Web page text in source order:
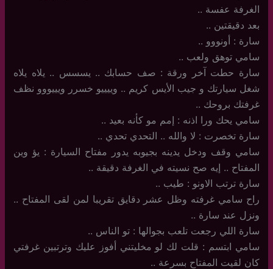
الغرفة عفسة ..
بعد دقيقتين ..
سارة : أونووو ..
سامي توهق ولعب ..
سارة حطت آخر ورقة : صف حسابك .. يسسس .. يلاه يلاه
شغل سيارتك و جيب الأيس كريم .. وييييو خسرر ويييووو نظف
غرفتك بروحك ..
سامي يحك ورا اذنه : إمم مو كأنه بعيد ..
سارة تخصرت : لا والله .. التحدي تحدي ..
سامي وقف ودخل يدينه بجيوبه يدور مفتاح السيارة : يؤ وين
المفتاح .. إيه صح نسيته في الغرفة دقيقة ..
سارة ترتب الاونو : طيب ..
راح سامي غرفته وظل عشر دقايق تقريبا لمن لقى المفتاح ..
ونزل عند سارة ..
سارة اللي رجعت تلعب بجوالها : تو الناس ..
سامي ابتسم : قلت لك لو مخليتني أفوز عليك وترتبين غرفتي
كان لقيت المفتاح بسرعة ..